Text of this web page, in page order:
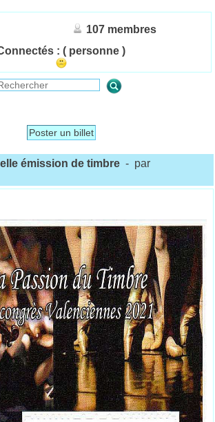
107 membres
: ( personne )
Poster un billet
émission de timbre - par